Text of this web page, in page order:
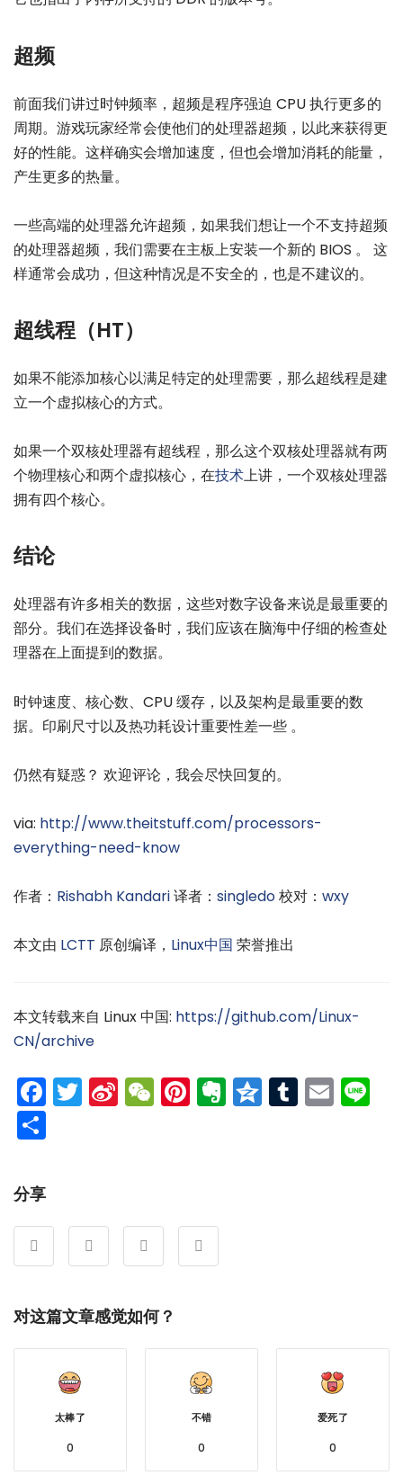
超频
前面我们讲过时钟频率，超频是程序强迫 CPU 执行更多的
周期。游戏玩家经常会使他们的处理器超频，以此来获得更
好的性能。这样确实会增加速度，但也会增加消耗的能量，
产生更多的热量。
一些高端的处理器允许超频，如果我们想让一个不支持超频
的处理器超频，我们需要在主板上安装一个新的 BIOS 。 这
样通常会成功，但这种情况是不安全的，也是不建议的。
超线程（HT）
如果不能添加核心以满足特定的处理需要，那么超线程是建
立一个虚拟核心的方式。
如果一个双核处理器有超线程，那么这个双核处理器就有两
个物理核心和两个虚拟核心，在技术上讲，一个双核处理器
拥有四个核心。
结论
处理器有许多相关的数据，这些对数字设备来说是最重要的
部分。我们在选择设备时，我们应该在脑海中仔细的检查处
理器在上面提到的数据。
时钟速度、核心数、CPU 缓存，以及架构是最重要的数
据。印刷尺寸以及热功耗设计重要性差一些 。
仍然有疑惑？ 欢迎评论，我会尽快回复的。
via: http://www.theitstuff.com/processors-
everything-need-know
作者： Rishabh Kandari译者： singledo校对： wxy
本文由 LCTT 原创编译， Linux中国 荣誉推出
本文转载来自 Linux 中国: https://github.com/Linux-
CN/archive
Facebook
Twitter
Sina
Weibo
WeChat
Pinterest
Evernote
Qzone
Tumblr
分享
对这篇文章感觉如何？
太棒了
0
不错
0
爱死了
0